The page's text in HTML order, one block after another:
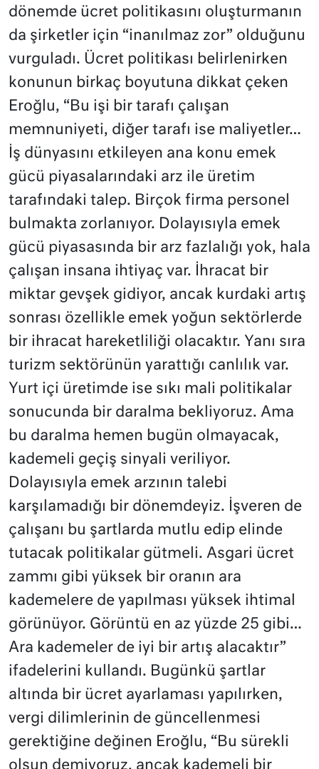
dönemde ücret politikasını oluşturmanın
da şirketler için “inanılmaz zor” olduğunu
vurguladı. Ücret politikası belirlenirken
konunun birkaç boyutuna dikkat çeken
Eroğlu, “Bu işi bir tarafı çalışan
memnuniyeti, diğer tarafı ise maliyetler…
İş dünyasını etkileyen ana konu emek
gücü piyasalarındaki arz ile üretim
tarafındaki talep. Birçok firma personel
bulmakta zorlanıyor. Dolayısıyla emek
gücü piyasasında bir arz fazlalığı yok, hala
çalışan insana ihtiyaç var. İhracat bir
miktar gevşek gidiyor, ancak kurdaki artış
sonrası özellikle emek yoğun sektörlerde
bir ihracat hareketliliği olacaktır. Yanı sıra
turizm sektörünün yarattığı canlılık var.
Yurt içi üretimde ise sıkı mali politikalar
sonucunda bir daralma bekliyoruz. Ama
bu daralma hemen bugün olmayacak,
kademeli geçiş sinyali veriliyor.
Dolayısıyla emek arzının talebi
karşılamadığı bir dönemdeyiz. İşveren de
çalışanı bu şartlarda mutlu edip elinde
tutacak politikalar gütmeli. Asgari ücret
zammı gibi yüksek bir oranın ara
kademelere de yapılması yüksek ihtimal
görünüyor. Görüntü en az yüzde 25 gibi…
Ara kademeler de iyi bir artış alacaktır”
ifadelerini kullandı. Bugünkü şartlar
altında bir ücret ayarlaması yapılırken,
vergi dilimlerinin de güncellenmesi
gerektiğine değinen Eroğlu, “Bu sürekli
olsun demiyoruz, ancak kademeli bir